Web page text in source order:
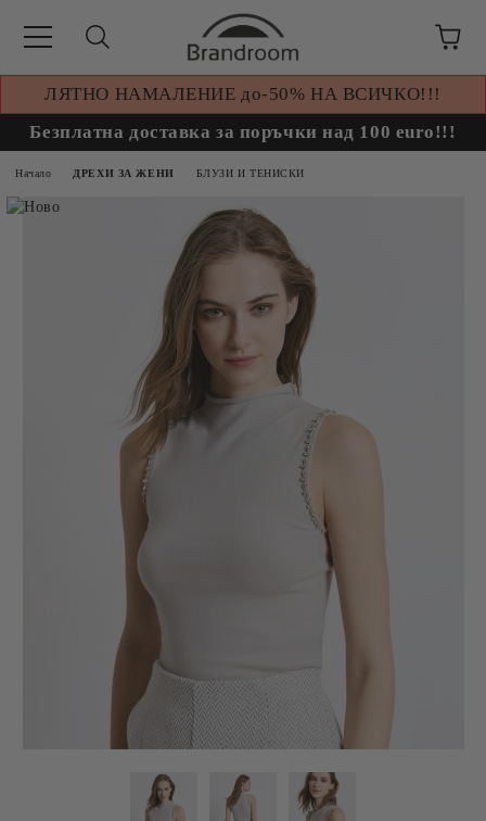
ЛЯТНО НАМАЛЕНИЕ до-50% НА ВСИЧКО!!!
Безплатна доставка за поръчки над 100 euro!!!
Начало ДРЕХИ ЗА ЖЕНИ БЛУЗИ И ТЕНИСКИ